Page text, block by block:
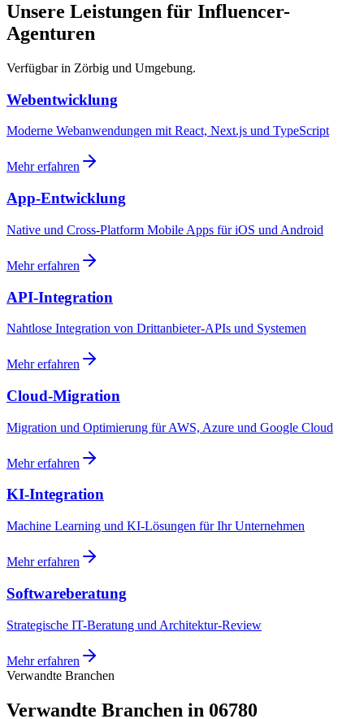
Unsere Leistungen für Influencer-
Agenturen
Verfügbar in Zörbig und Umgebung.
Webentwicklung
Moderne Webanwendungen mit React, Next.js und TypeScript
Mehr erfahren
App-Entwicklung
Native und Cross-Platform Mobile Apps für iOS und Android
Mehr erfahren
API-Integration
Nahtlose Integration von Drittanbieter-APIs und Systemen
Mehr erfahren
Cloud-Migration
Migration und Optimierung für AWS, Azure und Google Cloud
Mehr erfahren
KI-Integration
Machine Learning und KI-Lösungen für Ihr Unternehmen
Mehr erfahren
Softwareberatung
Strategische IT-Beratung und Architektur-Review
Mehr erfahren
Verwandte Branchen
Verwandte Branchen in 06780